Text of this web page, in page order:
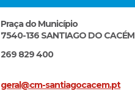
Praça do Município
7540-136 SANTIAGO DO CACÉM
269 829 400
geral@cm-santiagocacem.pt